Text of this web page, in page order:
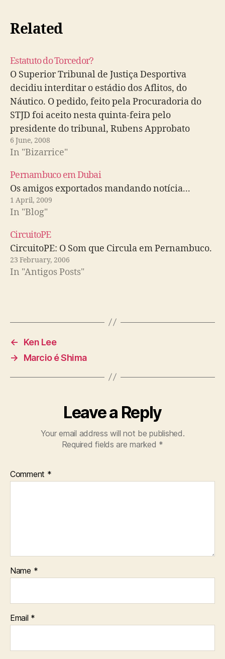
Related
Estatuto do Torcedor?
O Superior Tribunal de Justiça Desportiva
decidiu interditar o estádio dos Aflitos, do
Náutico. O pedido, feito pela Procuradoria do
STJD foi aceito nesta quinta-feira pelo
presidente do tribunal, Rubens Approbato
Machado. Com a decisão, o Timbu não poderá
atuar em sua casa até o julgamento da confusão
na partida…
6 June, 2008
In "Bizarrice"
Pernambuco em Dubai
Os amigos exportados mandando notícia...
1 April, 2009
In "Blog"
CircuitoPE
CircuitoPE: O Som que Circula em Pernambuco.
23 February, 2006
In "Antigos Posts"
←
Ken Lee
→
Marcio é Shima
Leave a Reply
Your email address will not be published.
Required fields are marked *
Comment *
Name *
Email *